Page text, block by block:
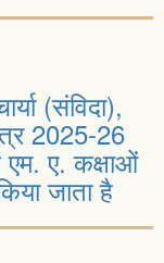
(संविदा),
2025-26
एम. ए. कक्षाओं
जाता है